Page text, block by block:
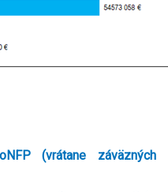
(vrátane záväzných